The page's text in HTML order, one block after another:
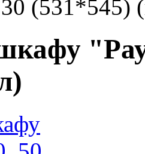
(531*545)